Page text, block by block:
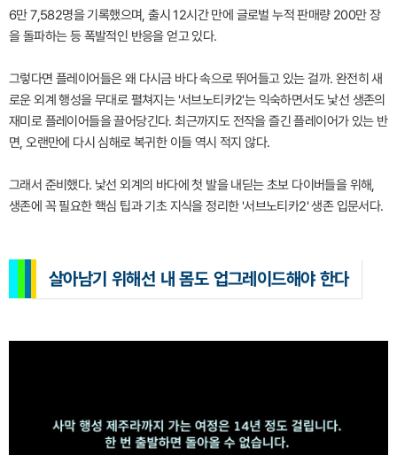
6만 7,582명을 기록했으며, 출시 12시간 만에 글로벌 누적 판매량 200만 장
을 돌파하는 등 폭발적인 반응을 얻고 있다.
그렇다면 플레이어들은 왜 다시금 바다 속으로 뛰어들고 있는 걸까. 완전히 새
로운 외계 행성을 무대로 펼쳐지는 '서브노티카2'는 익숙하면서도 낯선 생존의
재미로 플레이어들을 끌어당긴다. 최근까지도 전작을 즐긴 플레이어가 있는 반
면, 오랜만에 다시 심해로 복귀한 이들 역시 적지 않다.
그래서 준비했다. 낯선 외계의 바다에 첫 발을 내딛는 초보 다이버들을 위해,
생존에 꼭 필요한 핵심 팁과 기초 지식을 정리한 '서브노티카2' 생존 입문서다.
살아남기 위해선 내 몸도 업그레이드해야 한다